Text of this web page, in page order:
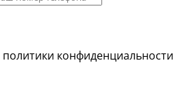
политики конфиденциальности